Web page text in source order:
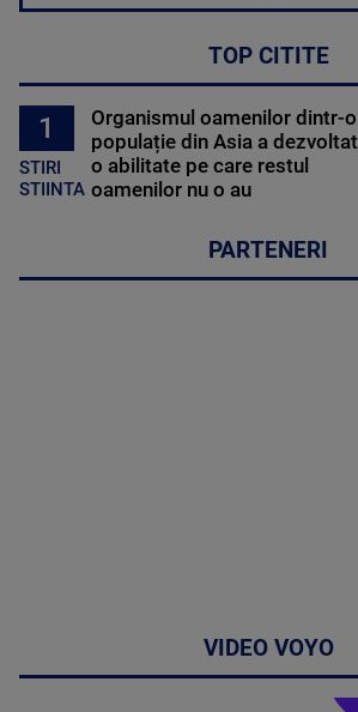
TOP CITITE
1
STIRI
STIINTA
Organismul oamenilor dintr-o
populație din Asia a dezvoltat
o abilitate pe care restul
oamenilor nu o au
PARTENERI
VIDEO VOYO